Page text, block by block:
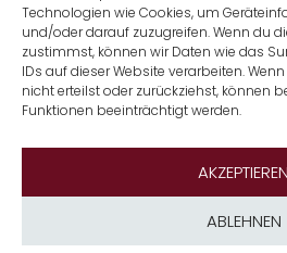
Technologien wie Cookies, um
und/oder darauf zuzugreifen. Wenn du
zustimmst, können wir Daten wie das
IDs auf dieser Website verarbeiten.
nicht erteilst oder zurückziehst, können
Funktionen beeinträchtigt werden.
AKZEPTIEREN
ABLEHNEN
Musik
Kontakt
Termine
Über mich
Impressum & Datenschutz